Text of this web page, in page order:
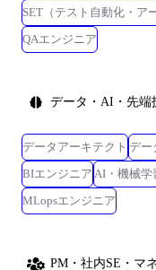
SET（テスト自動化・ア
QAエンジニア
データ・AI・先端
データアーキテクト デー
BIエンジニア AI・機械
MLopsエンジニア
PM・社内SE・マ